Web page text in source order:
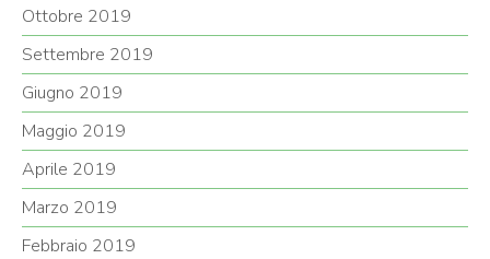
Ottobre 2019
Settembre 2019
Giugno 2019
Maggio 2019
Aprile 2019
Marzo 2019
Febbraio 2019